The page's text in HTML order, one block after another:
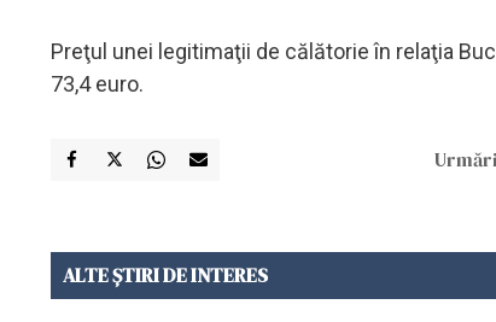
Preţul unei legitimaţii de călătorie în relaţia
73,4 euro.
ALTE ȘTIRI DE INTERES